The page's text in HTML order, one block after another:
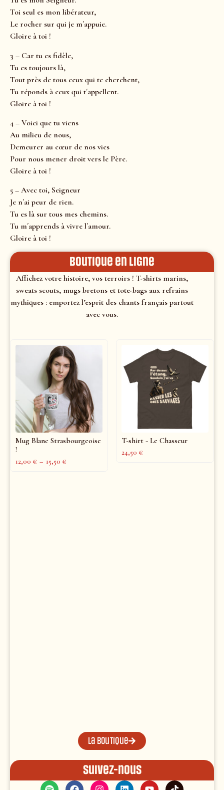
Toi seul es mon libérateur,
Le rocher sur qui je m´appuie.
Gloire à toi !
3 – Car tu es fidèle,
Tu es toujours là,
Tout près de tous ceux qui te cherchent,
Tu réponds à ceux qui t´appellent.
Gloire à toi !
4 – Voici que tu viens
Au milieu de nous,
Demeurer au cœur de nos vies
Pour nous mener droit vers le Père.
Gloire à toi !
5 – Avec toi, Seigneur
Je n´ai peur de rien.
Tu es là sur tous mes chemins.
Tu m´apprends à vivre l´amour.
Gloire à toi !
Boutique en ligne
Affichez votre histoire, vos terroirs ! T-shirts marins,
sweats scouts, mugs bretons et tote-bags aux refrains
mythiques : emportez l’esprit des chants français partout
avec vous.
Mug Blanc Strasbourgeoise
!
12,00 € – 15,50 €
T-shirt - Le Chasseur
24,50 €
La boutique
Suivez-nous